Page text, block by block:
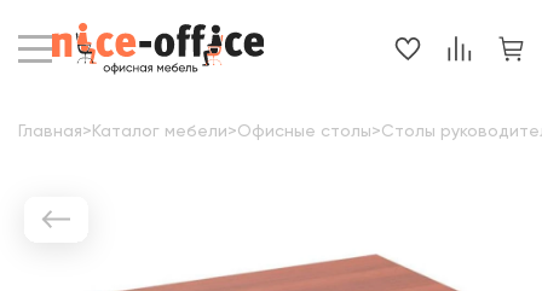
Главная> Каталог мебели>Офисные столы>Столы